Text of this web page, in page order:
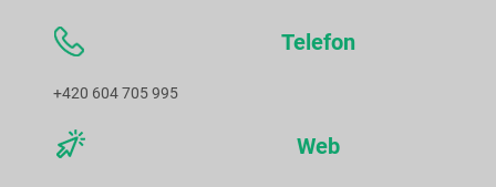
Telefon
+420 604 705 995
Web